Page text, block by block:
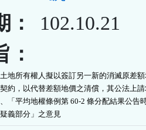
：
102.10.21
地所有權人擬以簽訂另一新的消滅原差
約，以代替差額地價之清償，其公法上
「平均地權條例第 60-2 條分配結果公告
義部分」之意見